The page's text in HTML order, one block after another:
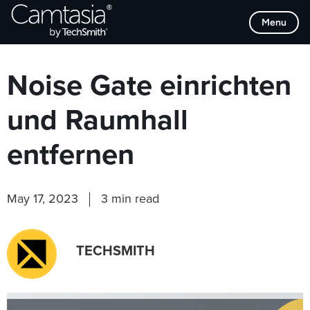
Direkt
zum
Menu
Browse Categories
Noise Gate einrichten
und Raumhall
entfernen
May 17, 2023 3 min read
TECHSMITH